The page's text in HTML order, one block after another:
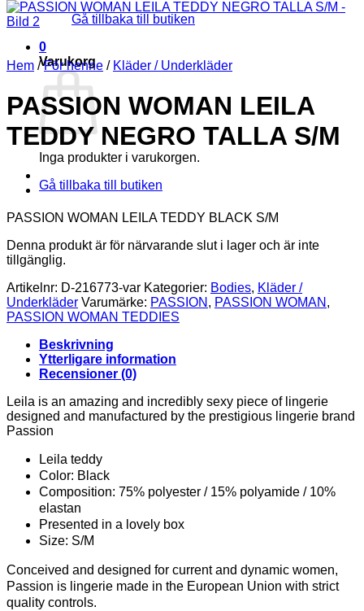
Gå tillbaka till butiken
0
Varukorg
Inga produkter i varukorgen.
Gå tillbaka till butiken
Hem / För henne / Kläder / Underkläder
PASSION WOMAN LEILA
TEDDY NEGRO TALLA S/M
PASSION WOMAN LEILA TEDDY BLACK S/M
Denna produkt är för närvarande slut i lager och är inte
tillgänglig.
Artikelnr: D-216773-var Kategorier: Bodies, Kläder /
Underkläder Varumärke: PASSION , PASSION WOMAN ,
PASSION WOMAN TEDDIES
Beskrivning
Ytterligare information
Recensioner (0)
Leila is an amazing and incredibly sexy piece of lingerie
designed and manufactured by the prestigious lingerie brand
Passion
Leila teddy
Color: Black
Composition: 75% polyester / 15% polyamide / 10%
elastan
Presented in a lovely box
Size: S/M
Conceived and designed for current and dynamic women,
Passion is lingerie made in the European Union with strict
quality controls.